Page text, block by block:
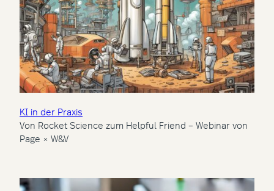
KI in der Praxis
Von Rocket Science zum Helpful Friend – Webinar von
Page × W&V